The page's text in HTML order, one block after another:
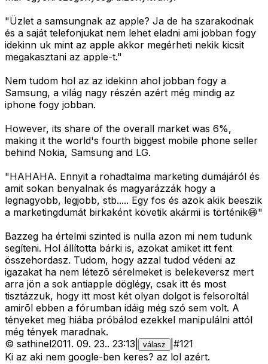
"Üzlet a samsungnak az apple? Ja de ha szarakodnak
és a saját telefonjukat nem lehet eladni ami jobban fogy
idekinn uk mint az apple akkor megérheti nekik kicsit
megakasztani az apple-t."
Nem tudom hol az az idekinn ahol jobban fogy a
Samsung, a világ nagy részén azért még mindig az
iphone fogy jobban.
However, its share of the overall market was 6%,
making it the world's fourth biggest mobile phone seller
behind Nokia, Samsung and LG.
"HAHAHA. Ennyit a rohadtalma marketing dumájáról és
amit sokan benyalnak és magyarázzák hogy a
legnagyobb, legjobb, stb..... Egy fos és azok akik beeszik
a marketingdumát birkaként követik akármi is történik😄"
Bazzeg ha értelmi szinted is nulla azon mi nem tudunk
segíteni. Hol állította bárki is, azokat amiket itt fent
összehordasz. Tudom, hogy azzal tudod védeni az
igazakat ha nem létezõ sérelmeket is belekeversz mert
arra jön a sok antiapple döglégy, csak itt és most
tisztázzuk, hogy itt most két olyan dolgot is felsoroltál
amirõl ebben a fórumban idáig még szó sem volt. A
tényeket meg hiába próbálod ezekkel manipulálni attól
még tények maradnak.
© sathinel2011. 09. 23.. 23:13 válasz #121
Ki az aki nem google-ben keres? az lol azért.